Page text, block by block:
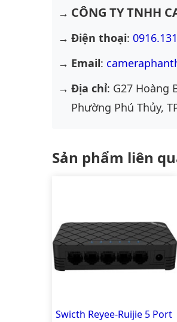
CÔNG TY TNHH
Điện thoại:
Email:
Địa chỉ: G27 Hoàng
Phường Phú Thủy,
Sản phẩm liên
Swicth Reyee-Ruijie 5 Port